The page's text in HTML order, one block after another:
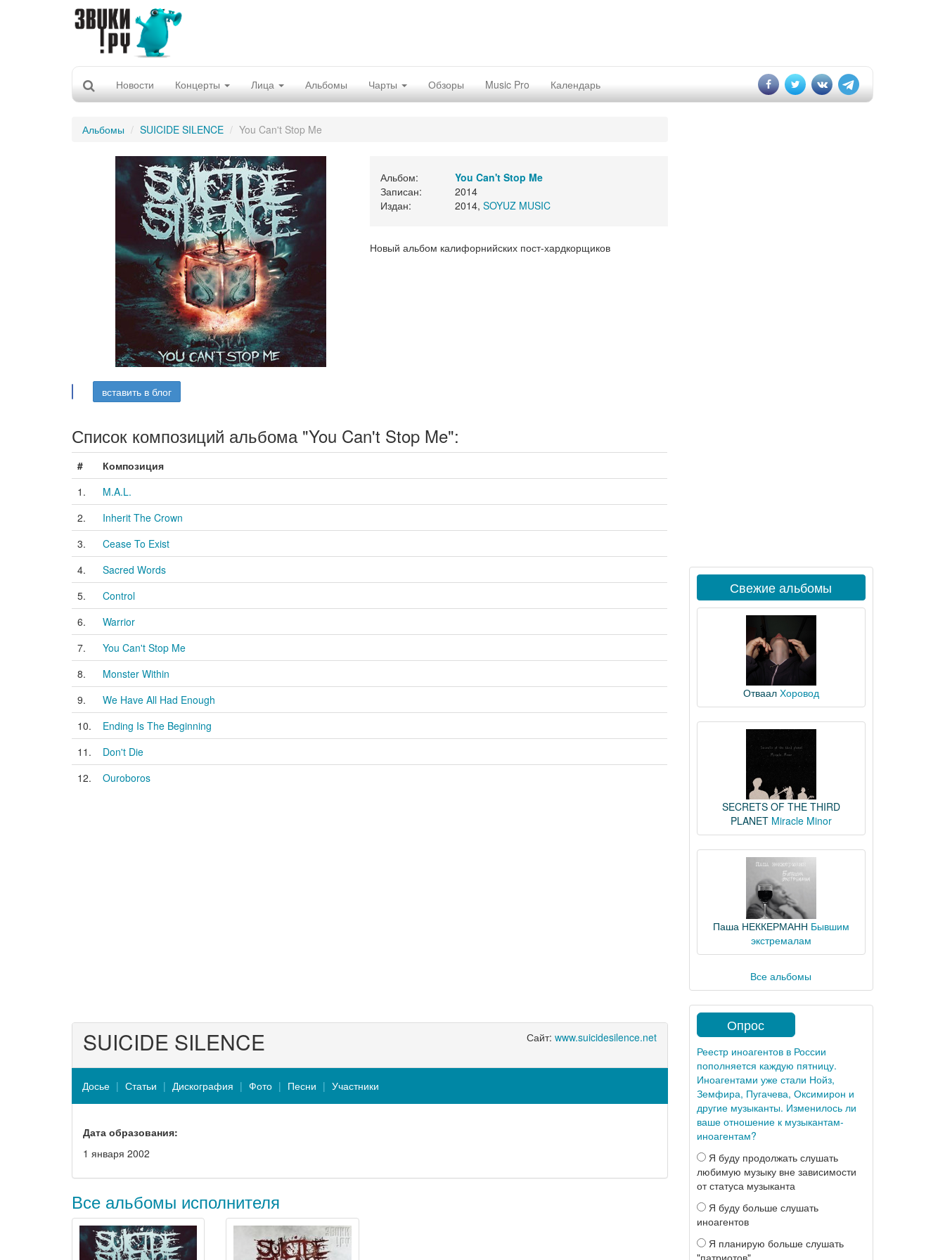
Новости Концерты Лица Альбомы Чарты Обзоры Music Pro Календарь
Альбомы SUICIDE SILENCE You Can't Stop Me
Альбом:
You Can't Stop Me
Записан:
2014
Издан:
2014, SOYUZ MUSIC
Новый альбом калифорнийских пост-хардкорщиков
вставить в блог
Список композиций альбома "You Can't Stop Me":
#
Композиция
1.
M.A.L.
2.
Inherit The Crown
3.
Cease To Exist
4.
Sacred Words
5.
Control
6.
Warrior
7.
You Can't Stop Me
8.
Monster Within
9.
We Have All Had Enough
10.
Ending Is The Beginning
11.
Don't Die
12.
Ouroboros
Сайт: www.suicidesilence.net
SUICIDE SILENCE
Досье Статьи Дискография Фото Песни Участники
Дата образования:
1 января 2002
Все альбомы исполнителя
Свежие альбомы
Отваал Хоровод
SECRETS OF THE THIRD
PLANET Miracle Minor
Паша НЕККЕРМАНН Бывшим
экстремалам
Все альбомы
Опрос
Реестр иноагентов в России
пополняется каждую пятницу.
Иноагентами уже стали Нойз,
Земфира, Пугачева, Оксимирон и
другие музыканты. Изменилось ли
ваше отношение к музыкантам-
иноагентам?
Я буду продолжать слушать
любимую музыку вне зависимости
от статуса музыканта
Я буду больше слушать
иноагентов
Я планирую больше слушать
"патриотов"